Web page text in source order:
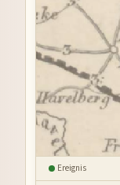
Ereignis